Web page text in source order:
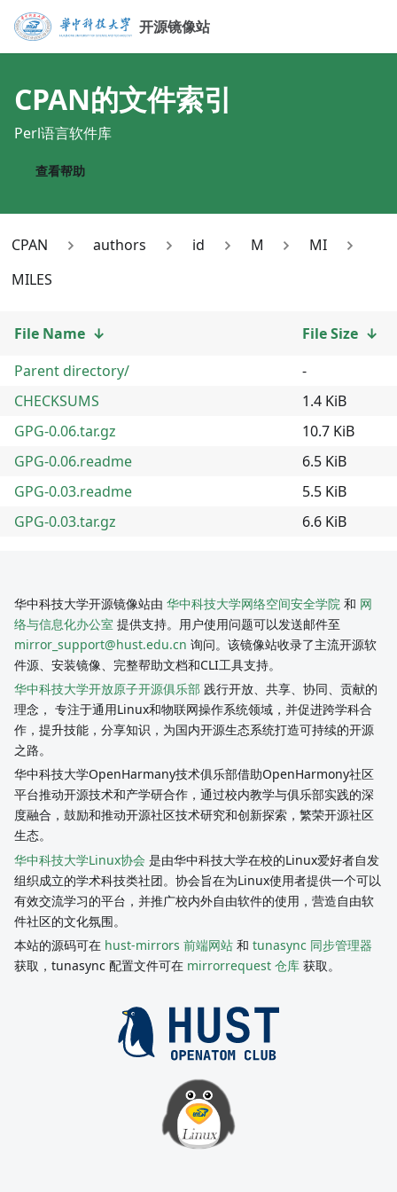
开源镜像站
CPAN的文件索引
Perl语言软件库
查看帮助
CPAN authors id M
MI
MILES
File Name ↓ File Size ↓
Parent directory/
-
CHECKSUMS
1.4 KiB
GPG-0.06.tar.gz
10.7 KiB
GPG-0.06.readme
6.5 KiB
GPG-0.03.readme
5.5 KiB
GPG-0.03.tar.gz
6.6 KiB
华中科技大学开源镜像站由 华中科技大学网络空间安全学院 和 网
络与信息化办公室 提供支持。用户使用问题可以发送邮件至
mirror_support@hust.edu.cn 询问。该镜像站收录了主流开源软
件源、安装镜像、完整帮助文档和CLI工具支持。
华中科技大学开放原子开源俱乐部 践行开放、共享、协同、贡献的
理念， 专注于通用Linux和物联网操作系统领域，并促进跨学科合
作，提升技能，分享知识，为国内开源生态系统打造可持续的开源
之路。
华中科技大学OpenHarmany技术俱乐部借助OpenHarmony社区
平台推动开源技术和产学研合作，通过校内教学与俱乐部实践的深
度融合，鼓励和推动开源社区技术研究和创新探索，繁荣开源社区
生态。
华中科技大学Linux协会 是由华中科技大学在校的Linux爱好者自发
组织成立的学术科技类社团。协会旨在为Linux使用者提供一个可以
有效交流学习的平台，并推广校内外自由软件的使用，营造自由软
件社区的文化氛围。
本站的源码可在 hust-mirrors 前端网站 和 tunasync 同步管理器
获取，tunasync 配置文件可在 mirrorrequest 仓库 获取。